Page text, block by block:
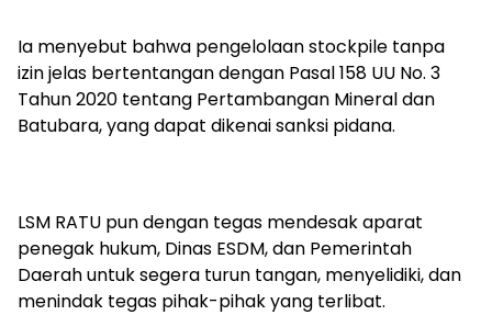
Ia menyebut bahwa pengelolaan stockpile tanpa
izin jelas bertentangan dengan Pasal 158 UU No. 3
Tahun 2020 tentang Pertambangan Mineral dan
Batubara, yang dapat dikenai sanksi pidana.
LSM RATU pun dengan tegas mendesak aparat
penegak hukum, Dinas ESDM, dan Pemerintah
Daerah untuk segera turun tangan, menyelidiki, dan
menindak tegas pihak-pihak yang terlibat.